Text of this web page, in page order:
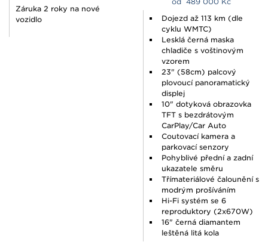
Záruka 2 roky na nové
vozidlo
Dojezd až 113 km (dle
cyklu WMTC)
Lesklá černá maska ​​
chladiče s voštinovým
vzorem
23" (58cm) palcový
plovoucí panoramatický
displej
10" dotyková obrazovka
TFT s bezdrátovým
CarPlay/Car Auto
Coutovací kamera a
parkovací senzory
Pohyblivé přední a zadní
ukazatele směru
Třímateriálové čalounění s
modrým prošíváním
Hi-Fi systém se 6
reproduktory (2x670W)
16" černá diamantem
leštěná litá kola